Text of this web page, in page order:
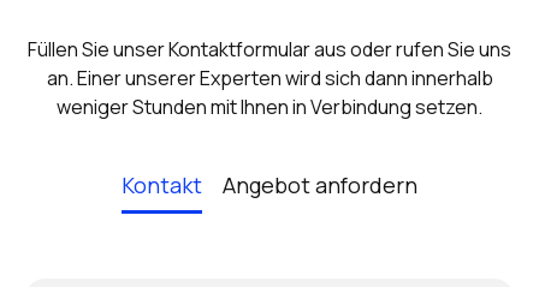
Füllen Sie unser Kontaktformular aus oder rufen Sie uns
an. Einer unserer Experten wird sich dann innerhalb
weniger Stunden mit Ihnen in Verbindung setzen.
Kontakt Angebot anfordern